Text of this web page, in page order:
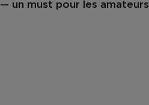
— un must pour les